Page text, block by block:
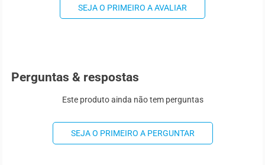
SEJA O PRIMEIRO A AVALIAR
Perguntas & respostas
Este produto ainda não tem perguntas
SEJA O PRIMEIRO A PERGUNTAR